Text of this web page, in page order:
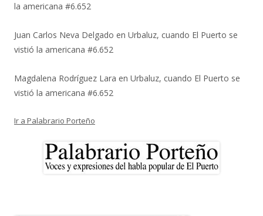
la americana #6.652
Juan Carlos Neva Delgado en Urbaluz, cuando El Puerto se
vistió la americana #6.652
Magdalena Rodríguez Lara en Urbaluz, cuando El Puerto se
vistió la americana #6.652
Ir a Palabrario Porteño